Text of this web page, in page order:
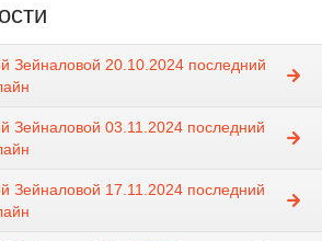
Зейналовой 20.10.2024 последний
Зейналовой 03.11.2024 последний
Зейналовой 17.11.2024 последний